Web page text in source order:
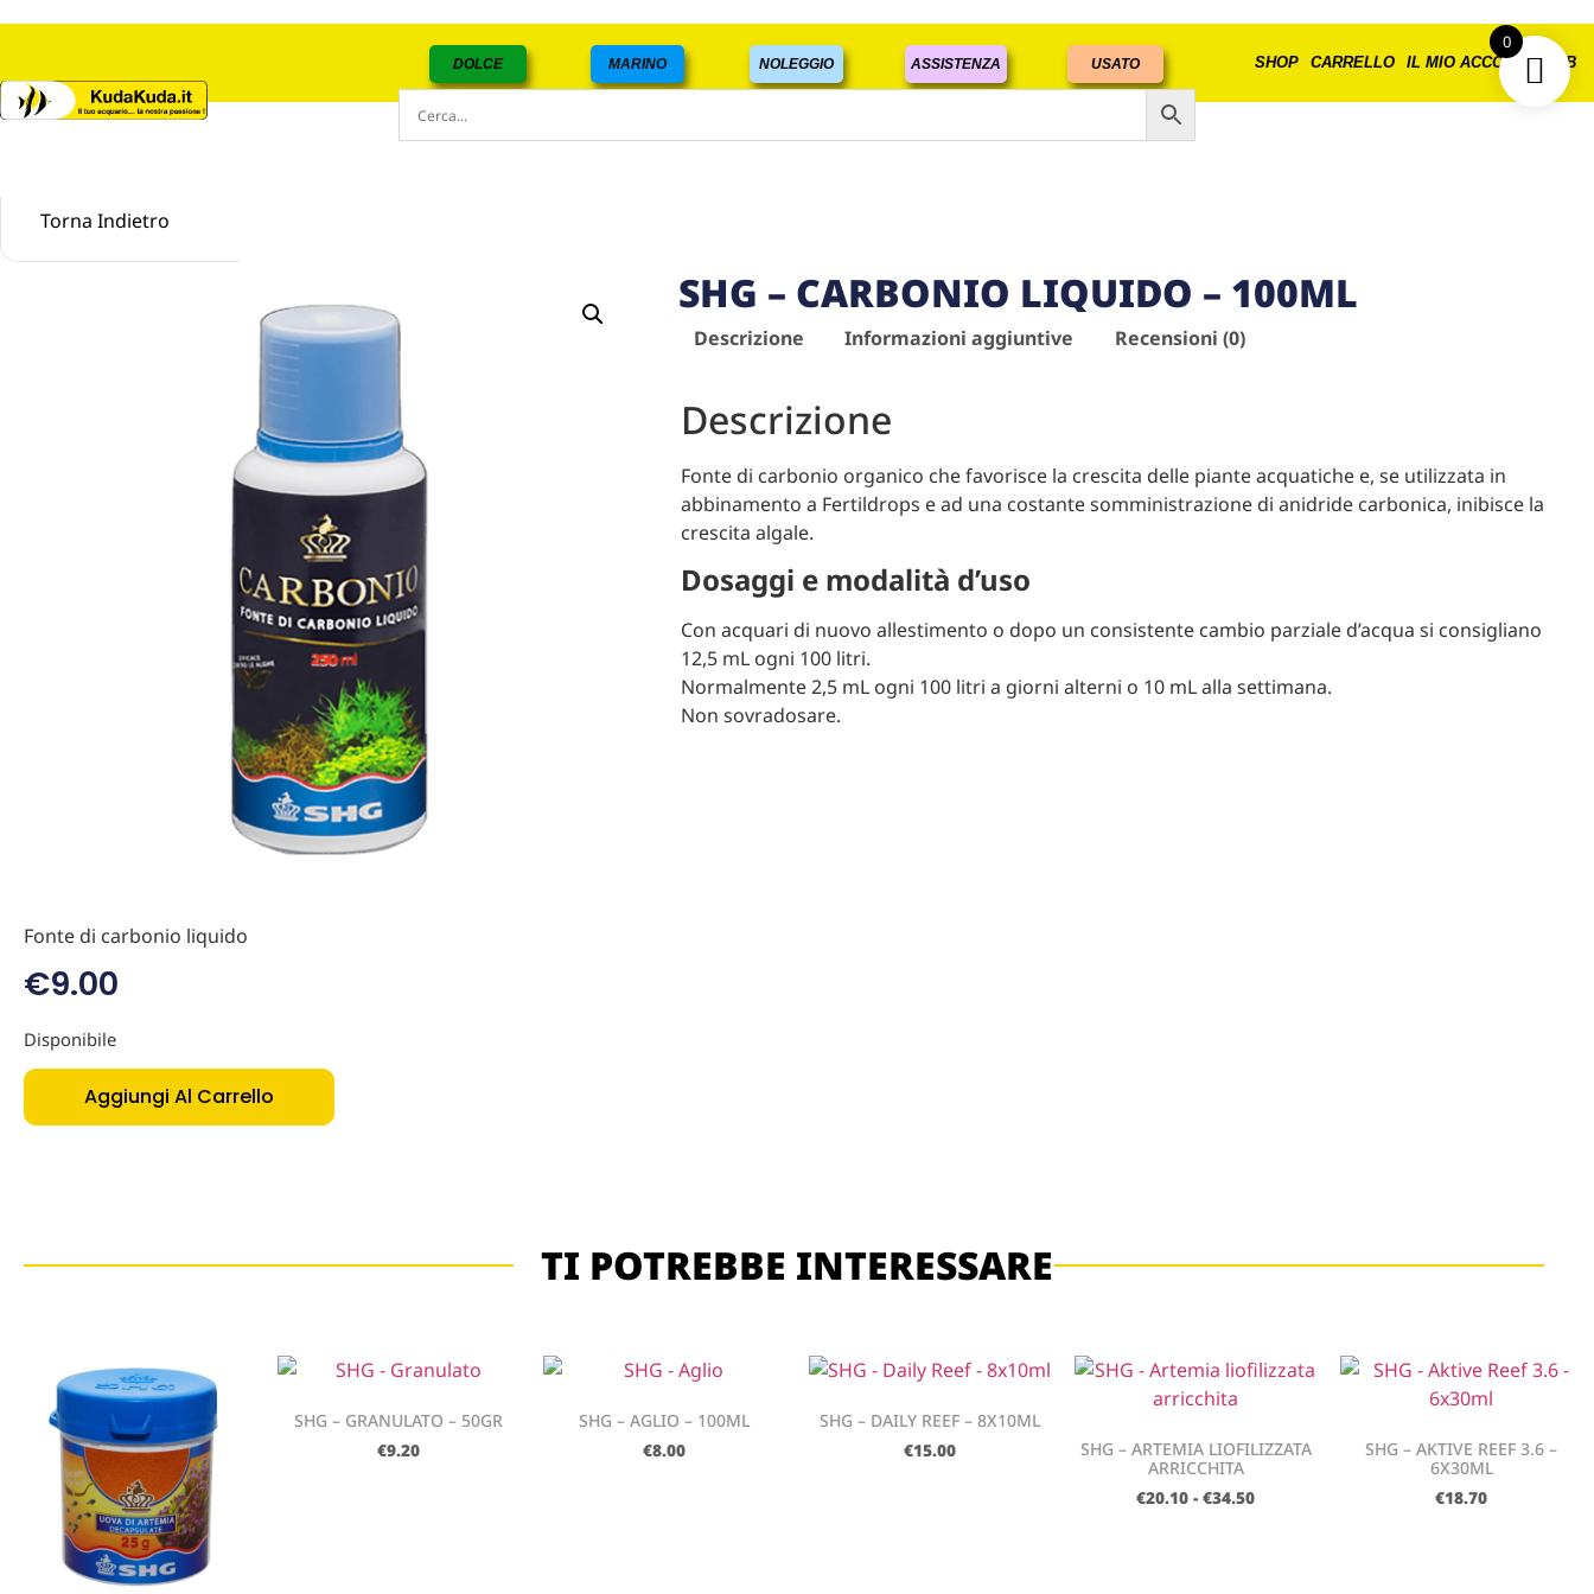
DOLCE MARINO NOLEGGIO ASSISTENZA USATO SHOP CARRELLO IL MIO ACCOUNT B2B
Torna Indietro
Fonte di carbonio liquido
€9.00
Disponibile
Aggiungi Al Carrello
SHG – CARBONIO LIQUIDO – 100ML
Descrizione Informazioni aggiuntive Recensioni (0)
Descrizione
Fonte di carbonio organico che favorisce la crescita delle piante acquatiche e, se utilizzata in
abbinamento a Fertildrops e ad una costante somministrazione di anidride carbonica, inibisce la
crescita algale.
Dosaggi e modalità d’uso
Con acquari di nuovo allestimento o dopo un consistente cambio parziale d’acqua si consigliano
12,5 mL ogni 100 litri.
Normalmente 2,5 mL ogni 100 litri a giorni alterni o 10 mL alla settimana.
Non sovradosare.
TI POTREBBE INTERESSARE
SHG – GRANULATO – 50GR
€9.20
SHG – AGLIO – 100ML
€8.00
SHG – DAILY REEF – 8X10ML
€15.00
SHG – ARTEMIA LIOFILIZZATA
ARRICCHITA
€20.10 - €34.50
SHG – AKTIVE REEF 3.6 –
6X30ML
€18.70
0